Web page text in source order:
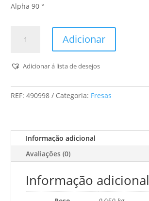
Alpha 90 °
Para
Em
V
D14/7/90°
Adicionar
Adicionar á lista de desejos
REF:490998 Categoria: Fresas
Informação adicional
Avaliações (0)
Informação adicional